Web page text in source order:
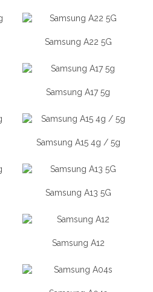
Samsung A22 5G
Samsung A17 5g
Samsung A15 4g / 5g
Samsung A13 5G
Samsung A12